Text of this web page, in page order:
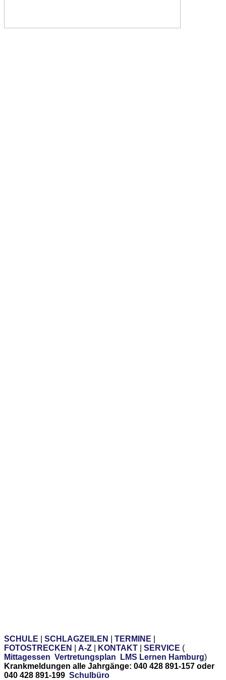
SCHULE SCHLAGZEILEN TERMINE
FOTOSTRECKEN
A-Z KONTAKT SERVICE (
Mittagessen Vertretungsplan LMS Lernen Hamburg)
Krankmeldungen alle Jahrgänge: 040 428 891-157 oder
040 428 891-199 Schulbüro